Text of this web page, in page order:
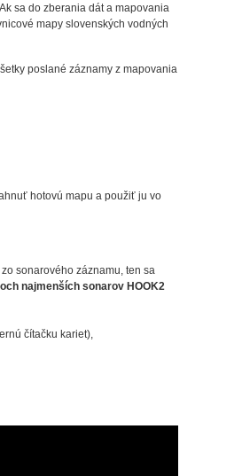
sa do zberania dát a mapovania
mapy slovenských vodných
poslané záznamy z mapovania
hotovú mapu a použiť ju vo
sonarového záznamu, ten sa
najmenších sonarov HOOK2
čítačku kariet),